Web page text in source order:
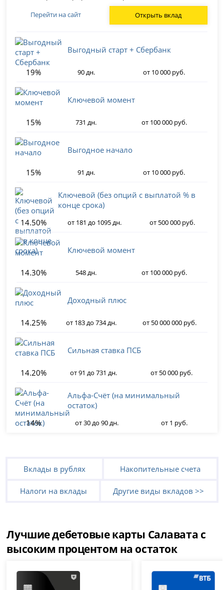
Перейти на сайт
Открыть вклад
Выгодный старт + Сбербанк
19% 90 дн. от 10 000 руб.
Ключевой момент
15% 731 дн. от 100 000 руб.
Выгодное начало
15% 91 дн. от 10 000 руб.
Ключевой (без опций с выплатой % в
конце срока)
14.50%
от 181 до 1095 дн. от 500 000 руб.
Ключевой момент
14.30% 548 дн. от 100 000 руб.
Доходный плюс
14.25% от 183 до 734 дн. от 50 000 000 руб.
Сильная ставка ПСБ
14.20% от 91 до 731 дн. от 50 000 руб.
Альфа-Счёт (на минимальный
остаток)
14%
от 30 до 90 дн. от 1 руб.
Вклады в рублях Накопительные счета
Налоги на вклады Другие виды вкладов >>
Лучшие дебетовые карты Салавата с
высоким процентом на остаток